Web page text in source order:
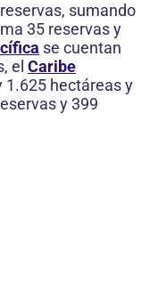
sumando
35 reservas y
se cuentan
el Caribe
1.625 hectáreas y
y 399